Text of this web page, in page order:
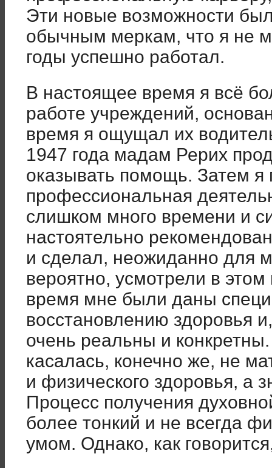
Эти новые возможности
обычным меркам, что я не
годы успешно работал.
В настоящее время я всё
работе учреждений,
время я ощущал их
1947 года мадам Рерих
оказывать помощь. Затем я
профессиональная
слишком много времени и
настоятельно
и сделал, неожиданно для
вероятно, усмотрели в
время мне были даны
восстановлению здоровья
очень реальны и
касалась, конечно же, не
и физического здоровья, а
Процесс получения
более тонкий и не всегда
умом. Однако, как